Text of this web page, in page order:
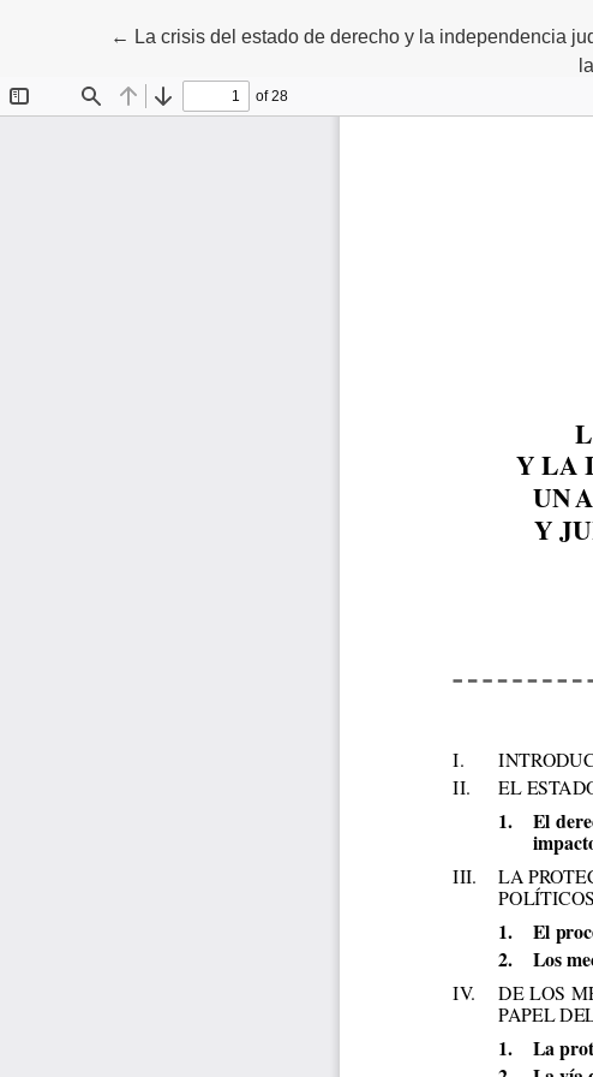
← Volver a los detalles del artículo
La crisis del estado de derecho y la independencia